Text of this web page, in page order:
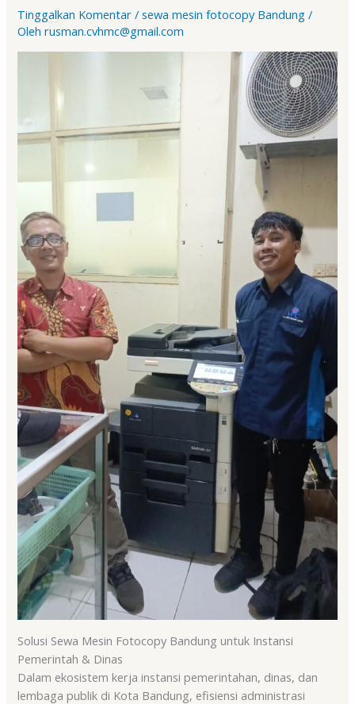
Tinggalkan Komentar /sewa mesin fotocopy Bandung /
Olehrusman.cvhmc@gmail.com
Solusi Sewa Mesin Fotocopy Bandung untuk Instansi
Pemerintah & Dinas
Dalam ekosistem kerja instansi pemerintahan, dinas, dan
lembaga publik di Kota Bandung, efisiensi administrasi